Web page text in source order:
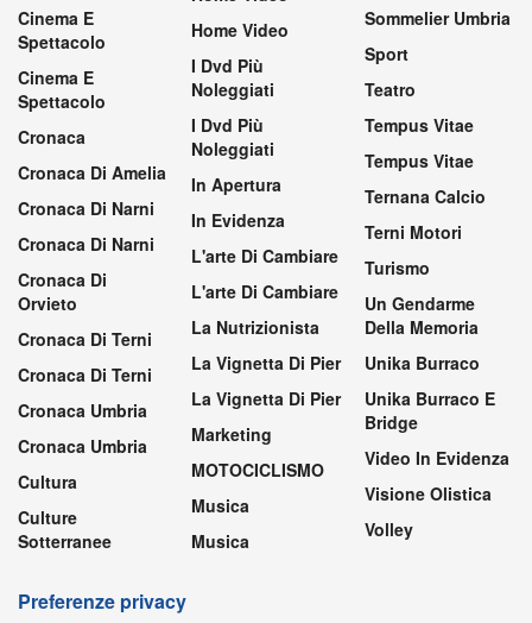
Cinema E
Spettacolo
Cinema E
Spettacolo
Cronaca
Cronaca Di Amelia
Cronaca Di Narni
Cronaca Di Narni
Cronaca Di
Orvieto
Cronaca Di Terni
Cronaca Di Terni
Cronaca Umbria
Cronaca Umbria
Cultura
Culture
Sotterranee
Home Video
I Dvd Più
Noleggiati
I Dvd Più
Noleggiati
In Apertura
In Evidenza
L'arte Di Cambiare
L'arte Di Cambiare
La Nutrizionista
La Vignetta Di Pier
La Vignetta Di Pier
Marketing
MOTOCICLISMO
Musica
Musica
Sommelier Umbria
Sport
Teatro
Tempus Vitae
Tempus Vitae
Ternana Calcio
Terni Motori
Turismo
Un Gendarme
Della Memoria
Unika Burraco
Unika Burraco E
Bridge
Video In Evidenza
Visione Olistica
Volley
Preferenze privacy